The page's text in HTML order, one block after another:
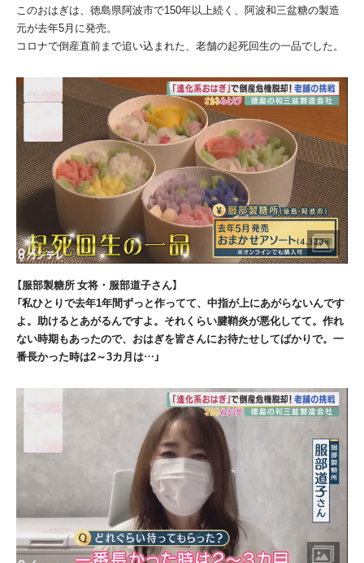
このおはぎは、徳島県阿波市で150年以上続く、阿波和三盆糖の製造
元が去年5月に発売。
コロナで倒産直前まで追い込まれた、老舗の起死回生の一品でした。
【服部製糖所 女将・服部道子さん】
「私ひとりで去年1年間ずっと作ってて、中指が上にあがらないんです
よ。助けるとあがるんですよ。それくらい腱鞘炎が悪化してて。作れ
ない時期もあったので、おはぎを皆さんにお待たせしてばかりで。一
番長かった時は2～3カ月は…」